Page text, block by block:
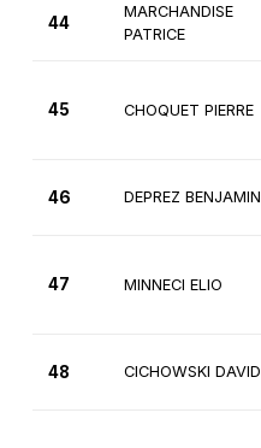
44
MARCHANDISE
PATRICE
45 CHOQUET PIERRE
46 DEPREZ BENJAMIN
47 MINNECI ELIO
48 CICHOWSKI DAVID